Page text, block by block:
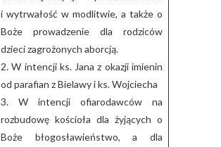
i wytrwałość w modlitwie, a także o
Boże prowadzenie dla rodziców
dzieci zagrożonych aborcją.
2. W intencji ks. Jana z okazji imienin
od parafian z Bielawy i ks. Wojciecha
3. W intencji ofiarodawców na
rozbudowę kościoła dla żyjących o
Boże błogosławieństwo, a dla